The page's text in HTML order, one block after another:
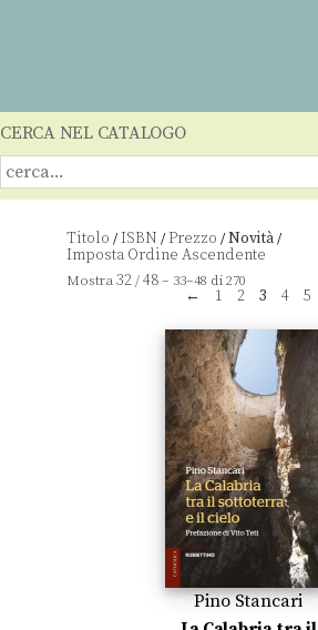
CERCA NEL CATALOGO
Titolo /ISBN /Prezzo /Novità/
Mostra32/48– 33–48 di 270
← 1 2 3 4 5
Pino Stancari